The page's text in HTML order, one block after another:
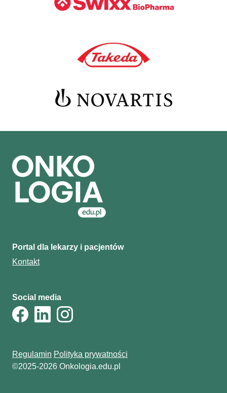
Portal dla lekarzy i pacjentów
Kontakt
Social media
Regulamin Polityka prywatności
©2025-2026 Onkologia.edu.pl